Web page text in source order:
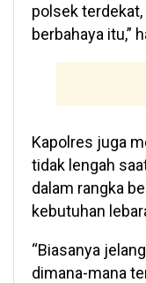
polsek
berbahaya itu,”
Kapolres juga
tidak lengah
dalam rangka
kebutuhan
“Biasanya
dimana-mana